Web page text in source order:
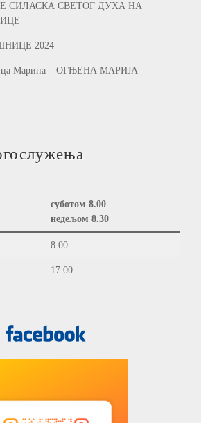
СИЛАСКА СВЕТОГ ДУХА НА
2024
Марина – ОГЊЕНА МАРИЈА
суботом 8.00
недељом 8.30
8.00
17.00